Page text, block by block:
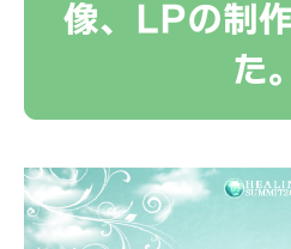
像、LPの制
た。